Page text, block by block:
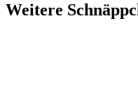
Weitere